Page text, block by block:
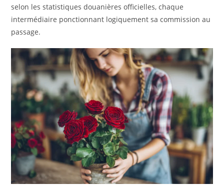
selon les statistiques douanières officielles, chaque
intermédiaire ponctionnant logiquement sa commission au
passage.